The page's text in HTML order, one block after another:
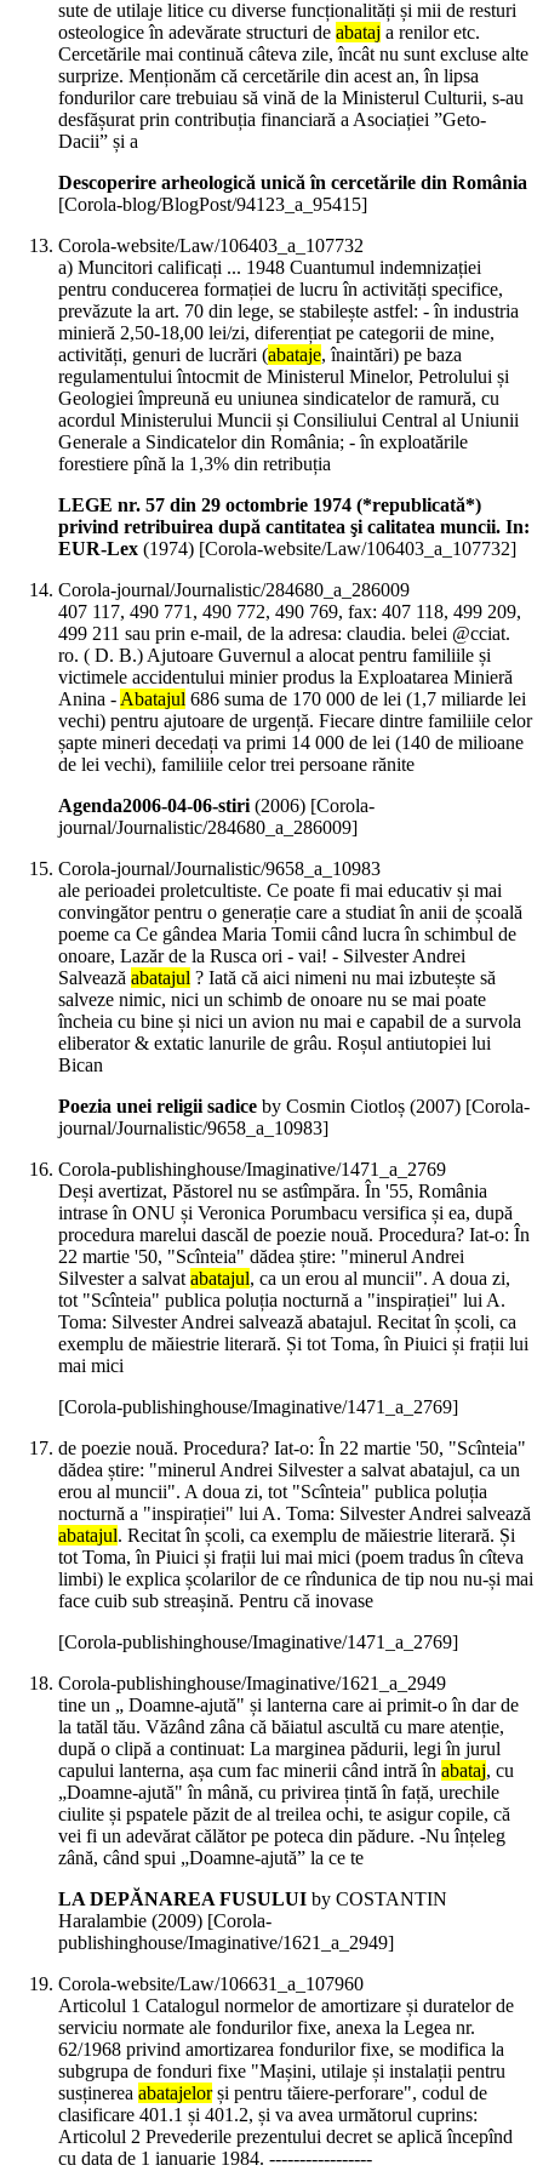
sute de utilaje litice cu diverse funcționalități și mii de resturi
osteologice în adevărate structuri de abataj a renilor etc.
Cercetările mai continuă câteva zile, încât nu sunt excluse alte
surprize. Menționăm că cercetările din acest an, în lipsa
fondurilor care trebuiau să vină de la Ministerul Culturii, s-au
desfășurat prin contribuția financiară a Asociației ”Geto-
Dacii” și a
Descoperire arheologică unică în cercetările din România
[Corola-blog/BlogPost/94123_a_95415]
Corola-website/Law/106403_a_107732
a) Muncitori calificați ... 1948 Cuantumul indemnizației
pentru conducerea formației de lucru în activități specifice,
prevăzute la art. 70 din lege, se stabilește astfel: - în industria
minieră 2,50-18,00 lei/zi, diferențiat pe categorii de mine,
activități, genuri de lucrări (abataje, înaintări) pe baza
regulamentului întocmit de Ministerul Minelor, Petrolului și
Geologiei împreună eu uniunea sindicatelor de ramură, cu
acordul Ministerului Muncii și Consiliului Central al Uniunii
Generale a Sindicatelor din România; - în exploatările
forestiere pînă la 1,3% din retribuția
LEGE nr. 57 din 29 octombrie 1974 (*republicată*)
privind retribuirea după cantitatea şi calitatea muncii. In:
EUR-Lex (1974) [Corola-website/Law/106403_a_107732]
Corola-journal/Journalistic/284680_a_286009
407 117, 490 771, 490 772, 490 769, fax: 407 118, 499 209,
499 211 sau prin e-mail, de la adresa: claudia. belei @cciat.
ro. ( D. B.) Ajutoare Guvernul a alocat pentru familiile și
victimele accidentului minier produs la Exploatarea Minieră
Anina -Abatajul 686 suma de 170 000 de lei (1,7 miliarde lei
vechi) pentru ajutoare de urgență. Fiecare dintre familiile celor
șapte mineri decedați va primi 14 000 de lei (140 de milioane
de lei vechi), familiile celor trei persoane rănite
Agenda2006-04-06-stiri(2006) [Corola-
journal/Journalistic/284680_a_286009]
Corola-journal/Journalistic/9658_a_10983
ale perioadei proletcultiste. Ce poate fi mai educativ și mai
convingător pentru o generație care a studiat în anii de școală
poeme ca Ce gândea Maria Tomii când lucra în schimbul de
onoare, Lazăr de la Rusca ori - vai! - Silvester Andrei
Salvează abatajul ? Iată că aici nimeni nu mai izbutește să
salveze nimic, nici un schimb de onoare nu se mai poate
încheia cu bine și nici un avion nu mai e capabil de a survola
eliberator & extatic lanurile de grâu. Roșul antiutopiei lui
Bican
Poezia unei religii sadice by Cosmin Ciotloș (2007) [Corola-
journal/Journalistic/9658_a_10983]
Corola-publishinghouse/Imaginative/1471_a_2769
Deși avertizat, Păstorel nu se astîmpăra. În '55, România
intrase în ONU și Veronica Porumbacu versifica și ea, după
procedura marelui dascăl de poezie nouă. Procedura? Iat-o: În
22 martie '50, "Scînteia" dădea știre: "minerul Andrei
Silvester a salvatabatajul, ca un erou al muncii". A doua zi,
tot "Scînteia" publica poluția nocturnă a "inspirației" lui A.
Toma: Silvester Andrei salvează abatajul. Recitat în școli, ca
exemplu de măiestrie literară. Și tot Toma, în Piuici și frații lui
mai mici
[Corola-publishinghouse/Imaginative/1471_a_2769]
de poezie nouă. Procedura? Iat-o: În 22 martie '50, "Scînteia"
dădea știre: "minerul Andrei Silvester a salvat abatajul, ca un
erou al muncii". A doua zi, tot "Scînteia" publica poluția
nocturnă a "inspirației" lui A. Toma: Silvester Andrei salvează
abatajul. Recitat în școli, ca exemplu de măiestrie literară. Și
tot Toma, în Piuici și frații lui mai mici (poem tradus în cîteva
limbi) le explica școlarilor de ce rîndunica de tip nou nu-și mai
face cuib sub streașină. Pentru că inovase
[Corola-publishinghouse/Imaginative/1471_a_2769]
Corola-publishinghouse/Imaginative/1621_a_2949
tine un „ Doamne-ajută" și lanterna care ai primit-o în dar de
la tatăl tău. Văzând zâna că băiatul ascultă cu mare atenție,
după o clipă a continuat: La marginea pădurii, legi în jurul
capului lanterna, așa cum fac minerii când intră în abataj, cu
„Doamne-ajută" în mână, cu privirea țintă în față, urechile
ciulite și pspatele păzit de al treilea ochi, te asigur copile, că
vei fi un adevărat călător pe poteca din pădure. -Nu înțeleg
zână, când spui „Doamne-ajută” la ce te
LA DEPĂNAREA FUSULUI by COSTANTIN
Haralambie (2009) [Corola-
publishinghouse/Imaginative/1621_a_2949]
Corola-website/Law/106631_a_107960
Articolul 1 Catalogul normelor de amortizare și duratelor de
serviciu normate ale fondurilor fixe, anexa la Legea nr.
62/1968 privind amortizarea fondurilor fixe, se modifica la
subgrupa de fonduri fixe "Mașini, utilaje și instalații pentru
susținerea abatajelorși pentru tăiere-perforare", codul de
clasificare 401.1 și 401.2, și va avea următorul cuprins:
Articolul 2 Prevederile prezentului decret se aplică începînd
cu data de 1 ianuarie 1984. -----------------